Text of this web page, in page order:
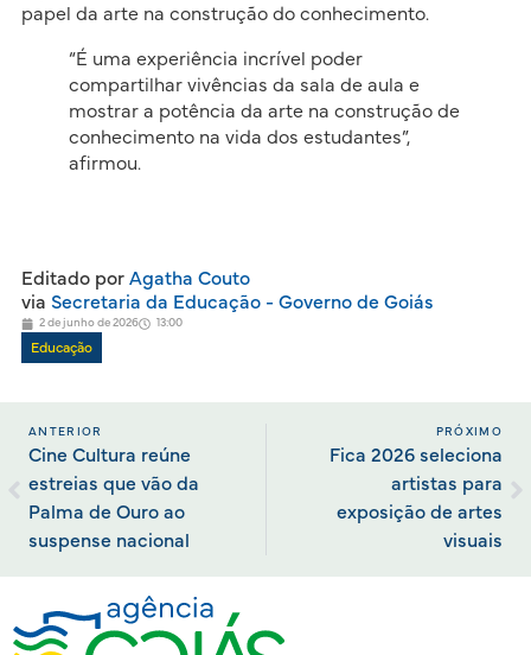
papel da arte na construção do conhecimento.
“É uma experiência incrível poder
compartilhar vivências da sala de aula e
mostrar a potência da arte na construção de
conhecimento na vida dos estudantes”,
afirmou.
Editado porAgatha Couto
via Secretaria da Educação - Governo de Goiás
2 de junho de 2026 13:00
Educação
ANTERIOR
Cine Cultura reúne
estreias que vão da
Palma de Ouro ao
suspense nacional
PRÓXIMO
Fica 2026 seleciona
artistas para
exposição de artes
visuais